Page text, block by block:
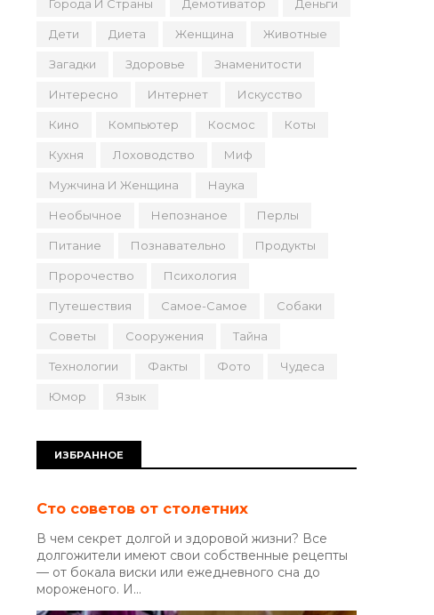
Города И Страны Демотиватор Деньги
Дети Диета Женщина Животные
Загадки Здоровье Знаменитости
Интересно Интернет Искусство
Кино Компьютер Космос Коты
Кухня Лоховодство Миф
Мужчина И Женщина Наука
Необычное Непознаное Перлы
Питание Познавательно Продукты
Пророчество Психология
Путешествия Самое-Самое Собаки
Советы Сооружения Тайна
Технологии Факты Фото Чудеса
Юмор Язык
ИЗБРАННОЕ
Сто советов от столетних
В чем секрет долгой и здоровой жизни? Все
долгожители имеют свои собственные рецепты
— от бокала виски или ежедневного сна до
мороженого. И...